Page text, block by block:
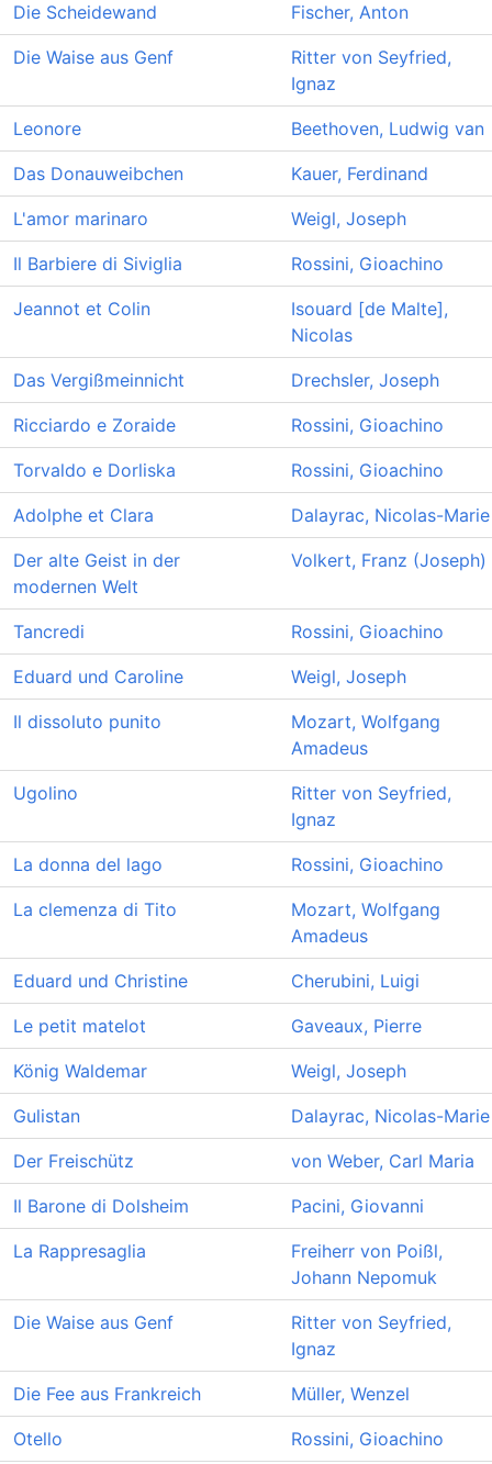
Die Scheidewand Fischer, Anton
Die Waise aus Genf
Ritter von Seyfried,
Ignaz
Leonore Beethoven, Ludwig van
Das Donauweibchen Kauer, Ferdinand
L'amor marinaro Weigl, Joseph
Il Barbiere di Siviglia Rossini, Gioachino
Jeannot et Colin
Isouard [de Malte],
Nicolas
Das Vergißmeinnicht Drechsler, Joseph
Ricciardo e Zoraide Rossini, Gioachino
Torvaldo e Dorliska Rossini, Gioachino
Adolphe et Clara Dalayrac, Nicolas-Marie
Der alte Geist in der
modernen Welt
Volkert, Franz (Joseph)
Tancredi Rossini, Gioachino
Eduard und Caroline Weigl, Joseph
Il dissoluto punito
Mozart, Wolfgang
Amadeus
Ugolino
Ritter von Seyfried,
Ignaz
La donna del lago Rossini, Gioachino
La clemenza di Tito
Mozart, Wolfgang
Amadeus
Eduard und Christine Cherubini, Luigi
Le petit matelot Gaveaux, Pierre
König Waldemar Weigl, Joseph
Gulistan Dalayrac, Nicolas-Marie
Der Freischütz von Weber, Carl Maria
Il Barone di Dolsheim Pacini, Giovanni
La Rappresaglia
Freiherr von Poißl,
Johann Nepomuk
Die Waise aus Genf
Ritter von Seyfried,
Ignaz
Die Fee aus Frankreich Müller, Wenzel
Otello Rossini, Gioachino